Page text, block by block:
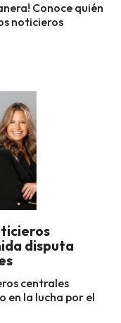
Conoce quién
noticieros
disputa
centrales
en la lucha por el